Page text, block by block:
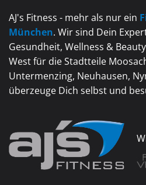
AJ's Fitness - mehr als nur ein
München. Wir sind Dein
Gesundheit, Wellness &
West für die Stadtteile
Untermenzing, Neuhausen,
überzeuge Dich selbst und